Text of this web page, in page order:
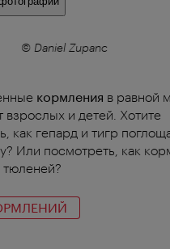
© Daniel Zupanc
кормления в равной
взрослых и детей. Хотите
как гепард и тигр
Или посмотреть, как
тюленей?